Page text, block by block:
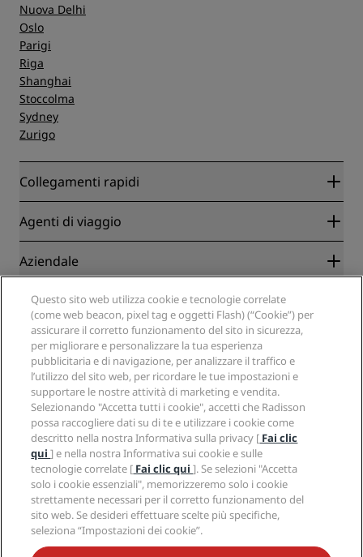
Nuova Delhi
Oslo
Parigi
Riga
Shanghai
Stoccolma
Sydney
Zurigo
Collegamenti rapidi
Radisson Rewards
Blog
Destinazioni
APP Radisson Hotels
Hotel Approvati per sport
Hotel per famiglie
Salute e sicurezza
Agenti di viaggio
Partner
Agenti di viaggio
Aziendale
Radisson Hotel Group
Media
Opportunità di lavoro in RHG
Opportunità di lavoro in PPHE
Opportunità di lavoro in EHL
The Club by RHG
Opportunità di sviluppo
Responsible Business
Approvvigionamento
Note legali
Centro sulla privacy
Note legali
Termini e condizioni di Radisson Rewards
Termini e condizioni di utilizzo del sito
Accessibilità digitale
Dichiarazione sulla schiavitù moderna
Aiuto
Avvisi per i consumatori
Contatti
Domande frequenti
Mappa del sito
Social media
Marchi Radisson Hotels
Questo sito web utilizza cookie e tecnologie correlate
(come web beacon, pixel tag e oggetti Flash) (“Cookie”) per
assicurare il corretto funzionamento del sito in sicurezza,
per migliorare e personalizzare la tua esperienza
pubblicitaria e di navigazione, per analizzare il traffico e
l’utilizzo del sito web, per ricordare le tue impostazioni e
supportare le nostre attività di marketing e vendita.
Selezionando "Accetta tutti i cookie", accetti che Radisson
possa raccogliere dati su di te e utilizzare i cookie come
descritto nella nostra Informativa sulla privacy [ Fai clic
qui] e nella nostra Informativa sui cookie e sulle
tecnologie correlate [ Fai clic qui]. Se selezioni "Accetta
solo i cookie essenziali", memorizzeremo solo i cookie
strettamente necessari per il corretto funzionamento del
sito web. Se desideri effettuare scelte più specifiche,
seleziona “Impostazioni dei cookie”.